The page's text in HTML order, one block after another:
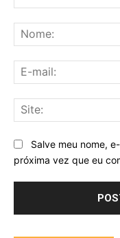
Salve meu nome,
próxima vez que eu